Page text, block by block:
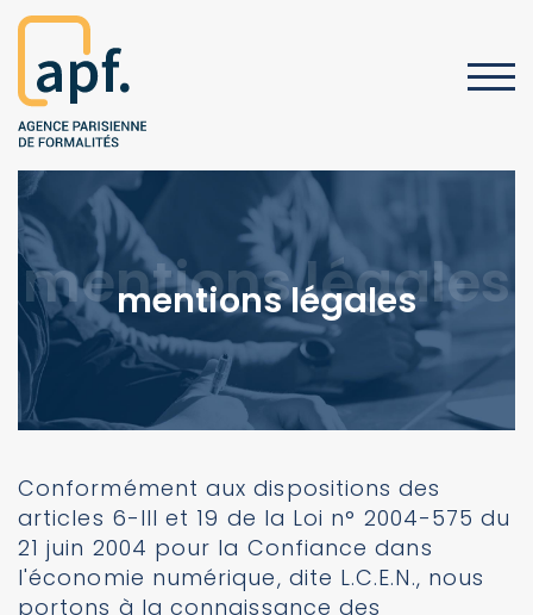
mentions légales
mentions légales
Conformément aux dispositions des
articles 6-III et 19 de la Loi n° 2004-575 du
21 juin 2004 pour la Confiance dans
l'économie numérique, dite L.C.E.N., nous
portons à la connaissance des